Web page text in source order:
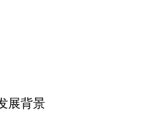
展背景